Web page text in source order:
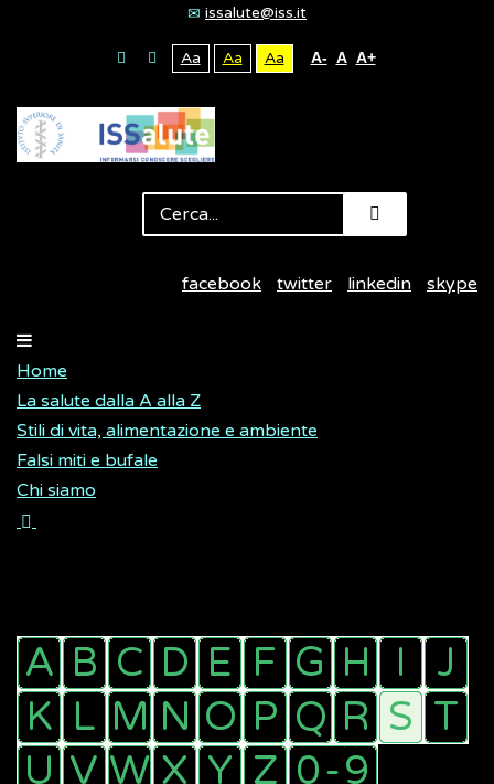
issalute@iss.it
Aa Aa Aa A- A A+
facebook twitter linkedin skype
Home
La salute dalla A alla Z
Stili di vita, alimentazione e ambiente
Falsi miti e bufale
Chi siamo